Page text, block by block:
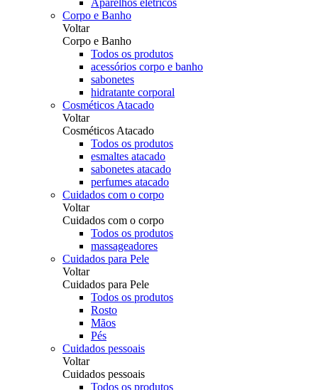
Aparelhos elétricos
Corpo e Banho
Voltar
Corpo e Banho
Todos os produtos
acessórios corpo e banho
sabonetes
hidratante corporal
Cosméticos Atacado
Voltar
Cosméticos Atacado
Todos os produtos
esmaltes atacado
sabonetes atacado
perfumes atacado
Cuidados com o corpo
Voltar
Cuidados com o corpo
Todos os produtos
massageadores
Cuidados para Pele
Voltar
Cuidados para Pele
Todos os produtos
Rosto
Mãos
Pés
Cuidados pessoais
Voltar
Cuidados pessoais
Todos os produtos